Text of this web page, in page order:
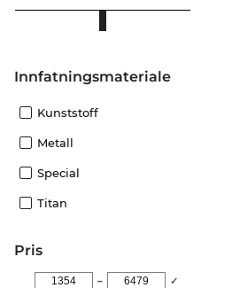
innfatningsmateriale
Kunststoff
Metall
Special
Titan
pris
– ✓